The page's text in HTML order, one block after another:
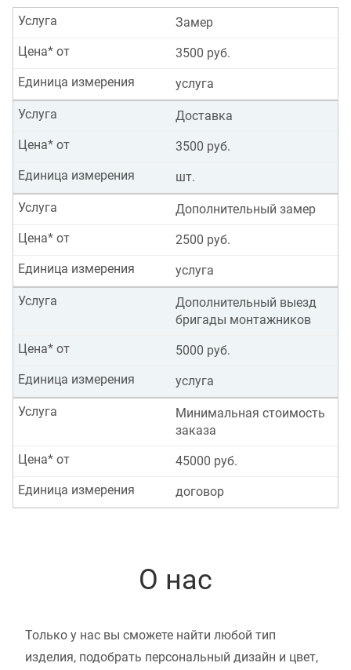
Замер
Услуга
3500 руб.
Цена* от
услуга
Единица измерения
Доставка
Услуга
3500 руб.
Цена* от
шт.
Единица измерения
Дополнительный замер
Услуга
2500 руб.
Цена* от
услуга
Единица измерения
Дополнительный выезд
бригады монтажников
Услуга
5000 руб.
Цена* от
услуга
Единица измерения
Минимальная стоимость
заказа
Услуга
45000 руб.
Цена* от
договор
Единица измерения
О нас
Только у нас вы сможете найти любой тип
изделия, подобрать персональный дизайн и цвет,